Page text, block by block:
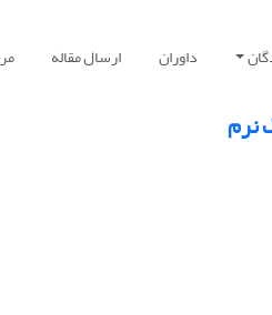
داوران ارسال مقاله
نرم